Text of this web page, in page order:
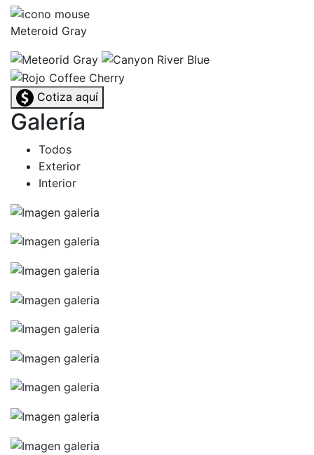
Meteroid Gray
Cotiza aquí
Galería
Todos
Exterior
Interior